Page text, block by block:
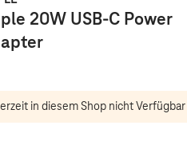
20W USB-C Power
in diesem Shop nicht Verfügbar